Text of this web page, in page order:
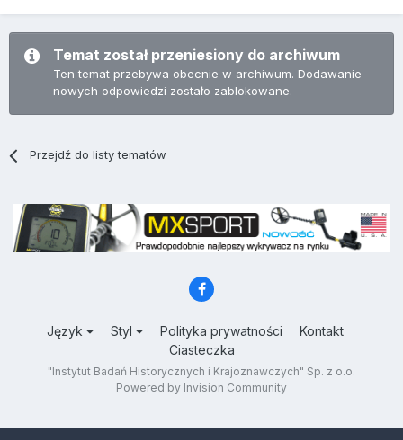
Temat został przeniesiony do archiwum
Ten temat przebywa obecnie w archiwum. Dodawanie
nowych odpowiedzi zostało zablokowane.
Przejdź do listy tematów
Język Styl Polityka prywatności
Kontakt
Ciasteczka
"Instytut Badań Historycznych i Krajoznawczych" Sp. z o.o.
Powered by Invision Community